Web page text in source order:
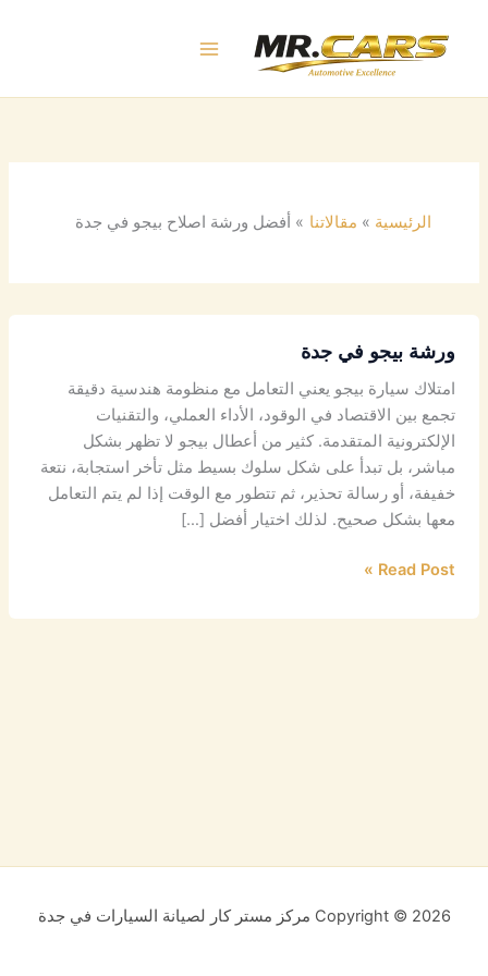
المحتوى
الرئيسية مقالاتنا أفضل ورشة اصلاح بيجو في جدة
ورشة بيجو في جدة
امتلاك سيارة بيجو يعني التعامل مع منظومة هندسية دقيقة
تجمع بين الاقتصاد في الوقود، الأداء العملي، والتقنيات
الإلكترونية المتقدمة. كثير من أعطال بيجو لا تظهر بشكل
مباشر، بل تبدأ على شكل سلوك بسيط مثل تأخر استجابة، نتعة
خفيفة، أو رسالة تحذير، ثم تتطور مع الوقت إذا لم يتم التعامل
معها بشكل صحيح. لذلك اختيار أفضل […]
Read Post »
Copyright © 2026 مركز مستر كار لصيانة السيارات في جدة